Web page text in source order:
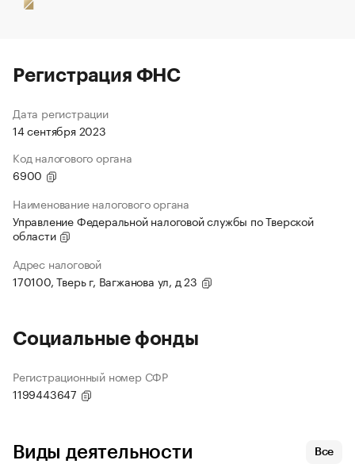
Регистрация ФНС
Дата регистрации
14 сентября 2023
Код налогового органа
6900
Наименование налогового органа
Управление Федеральной налоговой службы по Тверской
области
Адрес налоговой
170100, Тверь г, Вагжанова ул, д 23
Социальные фонды
Регистрационный номер СФР
1199443647
Виды деятельности Все